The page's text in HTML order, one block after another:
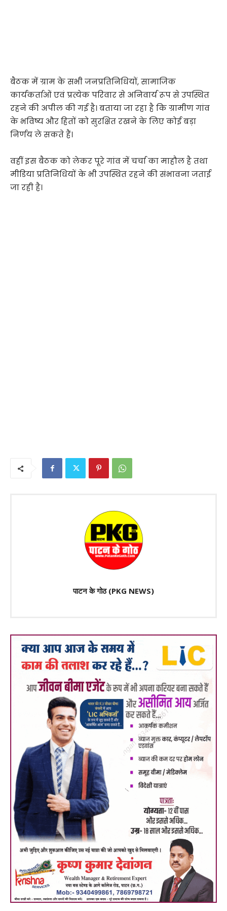
बैठक में ग्राम के सभी जनप्रतिनिधियों, सामाजिक
कार्यकर्ताओं एवं प्रत्येक परिवार से अनिवार्य रूप से उपस्थित
रहने की अपील की गई है। बताया जा रहा है कि ग्रामीण गांव
के भविष्य और हितों को सुरक्षित रखने के लिए कोई बड़ा
निर्णय ले सकते हैं।
वहीं इस बैठक को लेकर पूरे गांव में चर्चा का माहौल है तथा
मीडिया प्रतिनिधियों के भी उपस्थित रहने की संभावना जताई
जा रही है।
पाटन के गोठ (PKG NEWS)